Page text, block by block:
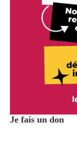
Je fais un don